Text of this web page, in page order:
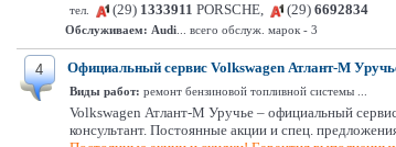
тел.
(29) 1333911 PORSCHE, (29) 6692834
Обслуживаем: Audi ... всего обслуж. марок - 3
4 Официальный сервис Volkswagen Атлант-М
Виды работ: ремонт бензиновой топливной системы ...
Volkswagen Атлант-М Уручье – официальный
консультант. Постоянные акции и спец.